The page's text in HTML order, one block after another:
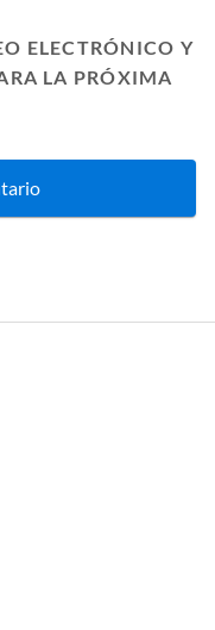
ELECTRÓNICO Y
LA PRÓXIMA